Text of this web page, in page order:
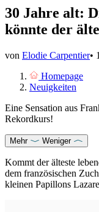
30 Jahre alt:
könnte der
von Elodie Carpentier•
Homepage
Neuigkeiten
Eine Sensation aus
Rekordkurs!
Mehr Weniger
Kommt der älteste
dem französischen
kleinen Papillons